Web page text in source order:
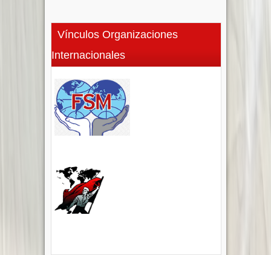
Vínculos Organizaciones
Internacionales